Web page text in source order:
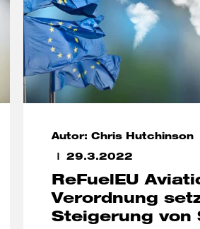
Autor: Chris Hutchinson
29.3.2022
ReFuelEU
Verordnung
Steigerung von